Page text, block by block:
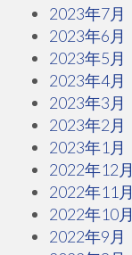
2023年7月
2023年6月
2023年5月
2023年4月
2023年3月
2023年2月
2023年1月
2022年12月
2022年11月
2022年10月
2022年9月